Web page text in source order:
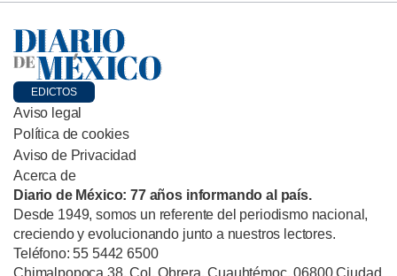
EDICTOS
Aviso legal
Política de cookies
Aviso de Privacidad
Acerca de
Diario de México: 77 años informando al país.
Desde 1949, somos un referente del periodismo nacional,
creciendo y evolucionando junto a nuestros lectores.
Teléfono: 55 5442 6500
Chimalpopoca 38, Col. Obrera, Cuauhtémoc, 06800 Ciudad